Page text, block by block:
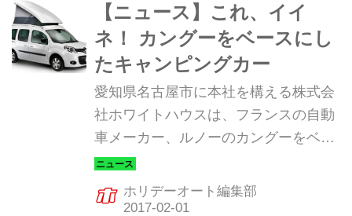
カーが東北初披露される。 2015年は1
万3000人以上、2016年は1万4000人以
上のギャラリーが来場した。 今回も、
東北地区最大規模の100台を超えるキ
ャンピングカーが展示される予定だ。
キャンピングカーの展示・販売、企業
情報コーナー、各種物販、ペット・ア
ウトドア用品の展示・販売、ステージ
アト...
【ニュース】これ、イイ
ネ！ カングーをベースにし
たキャンピングカー
愛知県名古屋市に本社を構える株式会
社ホワイトハウスは、フランスの自動
車メーカー、ルノーのカングーをベー
スにしたキャンピングカー「カングー
POP」を、2月2日から幕張メッセで開
催される「ジャパンキャンピングカー
ホリデーオート編集部